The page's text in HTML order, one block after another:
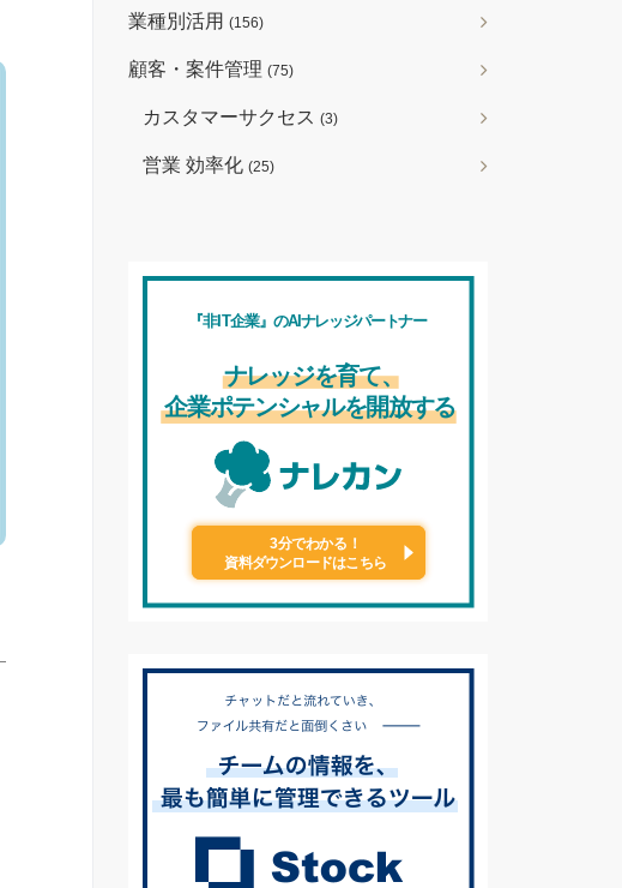
業種別活用 (156)
顧客・案件管理 (75)
カスタマーサクセス (3)
営業 効率化 (25)